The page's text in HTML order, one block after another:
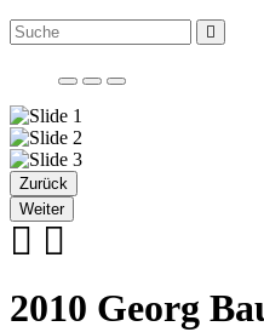
Zurück
Weiter
2010 Georg